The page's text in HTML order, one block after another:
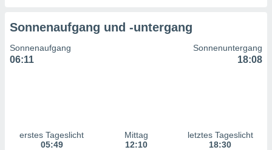
von
von
Sonnenaufgang und -untergang
Sonnenaufgang
06:11
Sonnenuntergang
18:08
erstes Tageslicht
05:49
Mittag
12:10
letztes Tageslicht
18:30